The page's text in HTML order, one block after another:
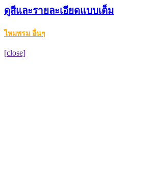
ดูสีและรายละเอียดแบบเต็ม
ไหมพรม อื่นๆ
[close]